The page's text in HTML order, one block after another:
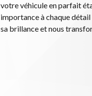
votre véhicule en parfait
importance à chaque
sa brillance et nous